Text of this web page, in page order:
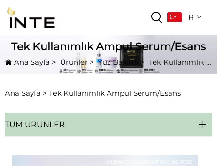
TR
Tek Kullanımlık Ampul Serum/Esans
Ana Sayfa > Ürünler >Yüz Bakımı > Tek Kullanımlık Ampul Serum/Esans
Ana Sayfa > Tek Kullanımlık Ampul Serum/Esans
TÜM ÜRÜNLER